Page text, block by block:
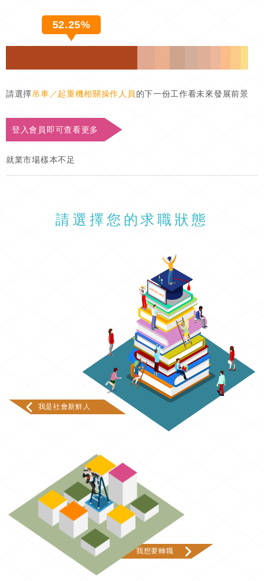
52.25%
請選擇吊車／起重機相關操作人員 的下一份工作看未來發展前景
登入會員即可查看更多
就業市場樣本不足
請選擇您的求職狀態
我是社會新鮮人
我想要轉職